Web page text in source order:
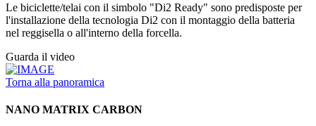
Le biciclette/telai con il simbolo "Di2 Ready" sono predisposte per
l'installazione della tecnologia Di2 con il montaggio della batteria
nel reggisella o all'interno della forcella.
Guarda il video
Torna alla panoramica
NANO MATRIX CARBON